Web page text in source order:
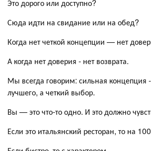
Это дорого или доступно?
Сюда идти на свидание или на обед?
Когда нет четкой концепции — нет
А когда нет доверия - нет возврата.
Мы всегда говорим: сильная концепция
лучшего, а четкий выбор.
Вы — это что-то одно. И это должно
Если это итальянский ресторан, то на